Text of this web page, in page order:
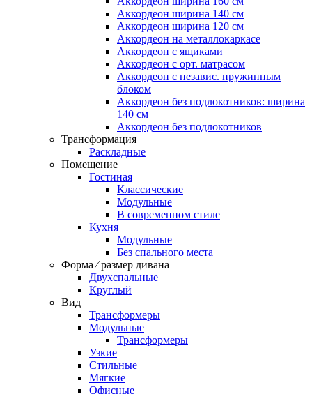
Аккордеон ширина 140 см
Аккордеон ширина 120 см
Аккордеон на металлокаркасе
Аккордеон c ящиками
Аккордеон c орт. матрасом
Аккордеон c независ. пружинным
блоком
Аккордеон без подлокотников: ширина
140 см
Аккордеон без подлокотников
Трансформация
Раскладные
Помещение
Гостиная
Классические
Модульные
В современном стиле
Кухня
Модульные
Без спального места
Форма ⁄ размер дивана
Двухспальные
Круглый
Вид
Трансформеры
Модульные
Трансформеры
Узкие
Стильные
Мягкие
Офисные